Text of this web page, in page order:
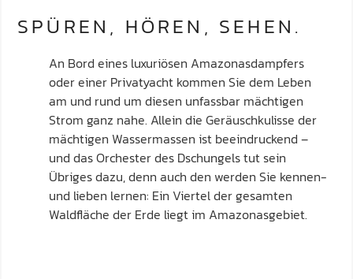
SPÜREN, HÖREN, SEHEN.
An Bord eines luxuriösen Amazonasdampfers
oder einer Privatyacht kommen Sie dem Leben
am und rund um diesen unfassbar mächtigen
Strom ganz nahe. Allein die Geräuschkulisse der
mächtigen Wassermassen ist beeindruckend –
und das Orchester des Dschungels tut sein
Übriges dazu, denn auch den werden Sie kennen-
und lieben lernen: Ein Viertel der gesamten
Waldfläche der Erde liegt im Amazonasgebiet.